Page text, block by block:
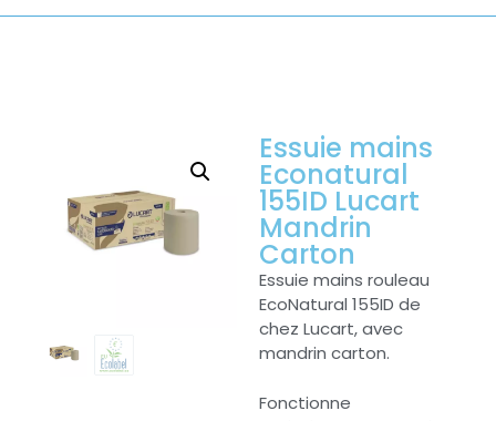
Essuie mains
Econatural
155ID Lucart
Mandrin
Carton
Essuie mains rouleau
EcoNatural 155ID de
chez Lucart, avec
mandrin carton.
Fonctionne